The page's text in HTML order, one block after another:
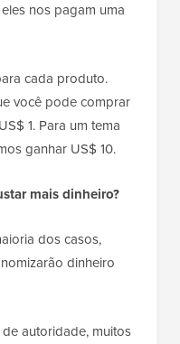
nos pagam uma
cada produto.
você pode comprar
1. Para um tema
ganhar US$ 10.
mais dinheiro?
dos casos,
dinheiro
autoridade, muitos